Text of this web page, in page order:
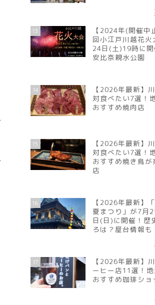
13
【2024年(開催中
回小江戸川越花火
24日(土)19時に開
安比奈親水公園
14
【2026年最新】
対食べたい7選！
おすすめ焼肉店
15
【2026年最新】
対食べたい7選！
おすすめ焼き鳥が
店
16
【2026年最新】
夏まつり」が7月
日(日)に開催！歴
ろは？屋台情報も
17
【2026年最新】
ーヒー店11選！
おすすめ珈琲シ